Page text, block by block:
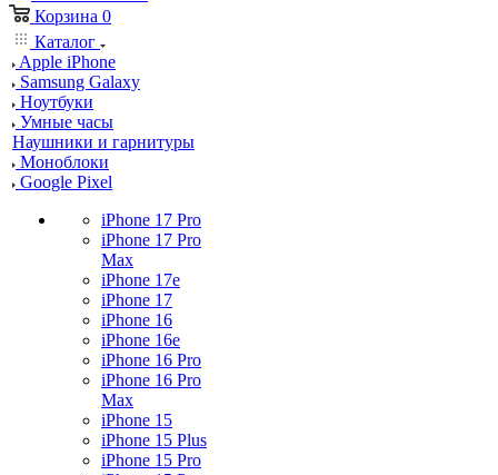
Корзина 0
Каталог
Apple iPhone
Samsung Galaxy
Ноутбуки
Умные часы
Наушники и гарнитуры
Моноблоки
Google Pixel
iPhone 17 Pro
iPhone 17 Pro
Max
iPhone 17e
iPhone 17
iPhone 16
iPhone 16e
iPhone 16 Pro
iPhone 16 Pro
Max
iPhone 15
iPhone 15 Plus
iPhone 15 Pro